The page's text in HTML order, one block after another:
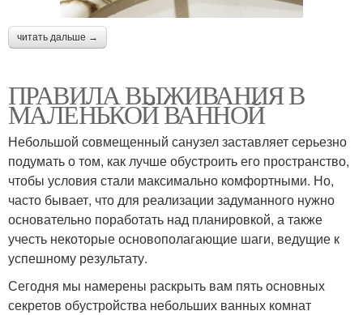
читать дальше →
ПРАВИЛА ВЫЖИВАНИЯ В
МАЛЕНЬКОЙ ВАННОЙ
Небольшой совмещенный санузел заставляет серьезно
подумать о том, как лучше обустроить его пространство,
чтобы условия стали максимально комфортными. Но,
часто бывает, что для реализации задуманного нужно
основательно поработать над планировкой, а также
учесть некоторые основополагающие шаги, ведущие к
успешному результату.
Сегодня мы намерены раскрыть вам пять основных
секретов обустройства небольших ванных комнат